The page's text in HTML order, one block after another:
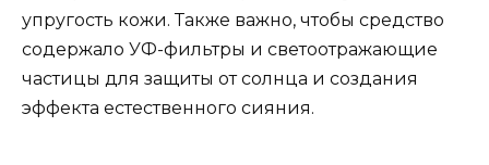
упругость кожи. Также важно, чтобы средство
содержало УФ-фильтры и светоотражающие
частицы для защиты от солнца и создания
эффекта естественного сияния.